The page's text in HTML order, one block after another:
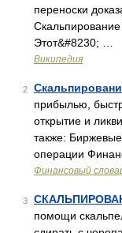
переноски
Этот&#8230; …
Википедия
2
прибылью,
открытие и
также:
операции
Финансовый
3
помощи